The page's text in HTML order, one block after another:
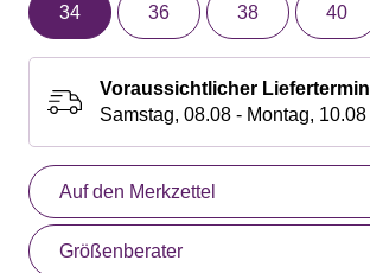
34 36 38 40
Voraussichtlicher Liefertermin
Samstag, 08.08 - Montag, 10.08
Auf den Merkzettel
Größenberater